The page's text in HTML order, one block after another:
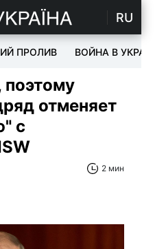
RU
ПРОЛИВ ВОЙНА В УКРАИНЕ
поэтому
отменяет
с
2 мин